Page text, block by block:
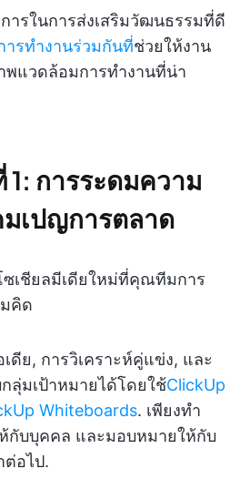
ารในการส่งเสริมวัฒนธรรมที่ดี
ารทำงานร่วมกันที่ช่วยให้งาน
พแวดล้อมการทำงานที่น่า
การระดมความ
เปญการตลาด
เชียลมีเดียใหม่ที่คุณทีมการ
คิด
ดีย, การวิเคราะห์คู่แข่ง, และ
ลุ่มเป้าหมายได้โดยใช้ClickUp
Whiteboards. เพียงทำ
ห้กับบุคคล และมอบหมายให้กับ
อไป.